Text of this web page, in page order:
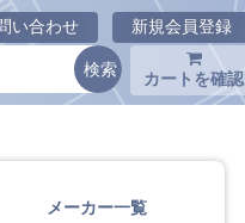
い合わせ 新規会員登録
カートを確認
メーカー一覧